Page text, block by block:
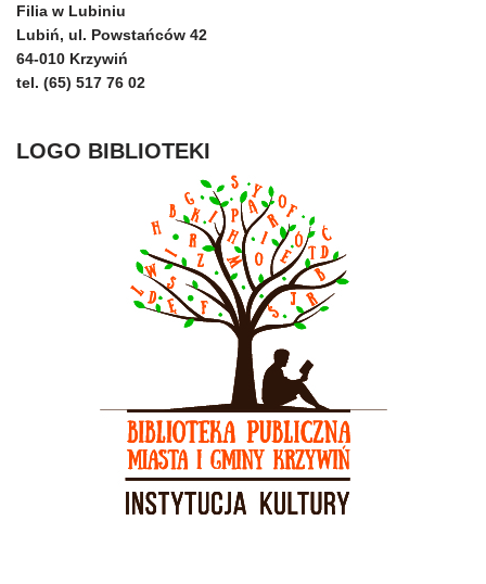
Filia w Lubiniu
Lubiń, ul. Powstańców 42
64-010 Krzywiń
tel. (65) 517 76 02
LOGO BIBLIOTEKI